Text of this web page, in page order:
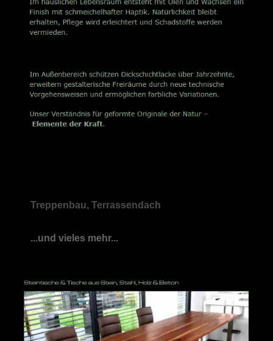
Treppenbau, Terrassendach
...und vieles mehr...